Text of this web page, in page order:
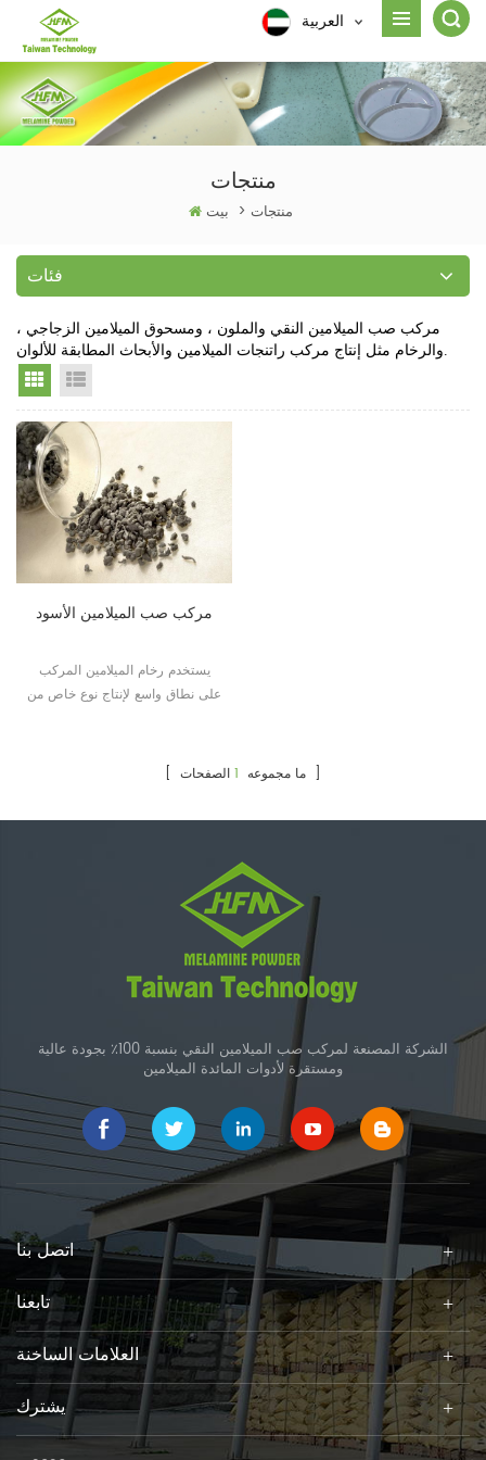
العربية
منتجات
بيت > منتجات
فئات
مركب صب الميلامين النقي والملون ، ومسحوق الميلامين الزجاجي ،
Grid View
مركب صب الميلامين الأسود
يستخدم رخام الميلامين المركب
على نطاق واسع لإنتاج نوع خاص من
[ ما مجموعه 1 الصفحات ]
الشركة المصنعة لمركب صب الميلامين النقي بنسبة 100٪ بجودة عالية
ومستقرة لأدوات المائدة الميلامين
اتصل بنا
تابعنا
العلامات الساخنة
يشترك